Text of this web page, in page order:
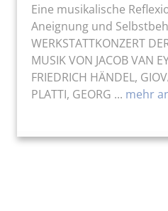
Eine musikalische
Aneignung und
WERKSTATTKONZERT
MUSIK VON JACOB VAN
FRIEDRICH HÄNDEL,
PLATTI, GEORG ... mehr